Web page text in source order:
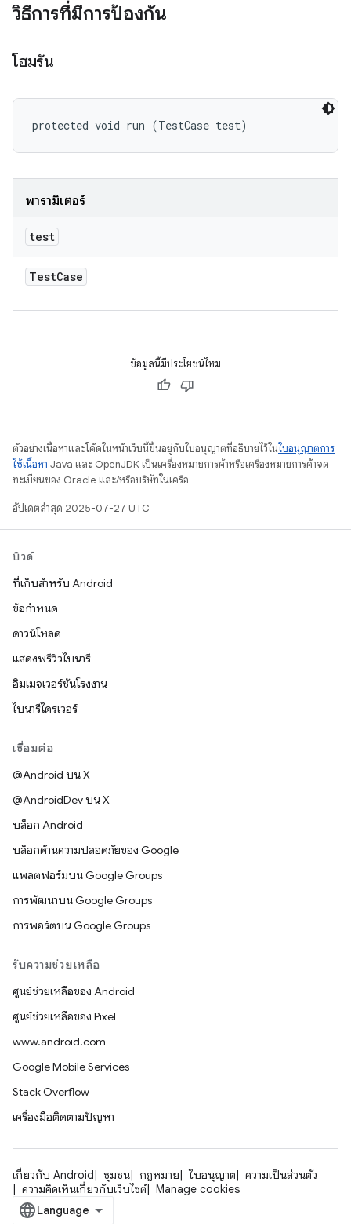
วิธีการที่มีการป้องกัน
โฮมรัน
protected void run (TestCase test)
พารามิเตอร์
test
TestCase
ข้อมูลนี้มีประโยชน์ไหม
ตัวอย่างเนื้อหาและโค้ดในหน้าเว็บนี้ขึ้นอยู่กับใบอนุญาตที่อธิบายไว้ในใบอนุญาตการ
ใช้เนื้อหา Java และ OpenJDK เป็นเครื่องหมายการค้าหรือเครื่องหมายการค้าจด
ทะเบียนของ Oracle และ/หรือบริษัทในเครือ
อัปเดตล่าสุด 2025-07-27 UTC
บิวด์
ที่เก็บสำหรับ Android
ข้อกำหนด
ดาวน์โหลด
แสดงพรีวิวไบนารี
อิมเมจเวอร์ชันโรงงาน
ไบนารีไดรเวอร์
เชื่อมต่อ
@Android บน X
@AndroidDev บน X
บล็อก Android
บล็อกด้านความปลอดภัยของ Google
แพลตฟอร์มบน Google Groups
การพัฒนาบน Google Groups
การพอร์ตบน Google Groups
รับความช่วยเหลือ
ศูนย์ช่วยเหลือของ Android
ศูนย์ช่วยเหลือของ Pixel
www.android.com
Google Mobile Services
Stack Overflow
เครื่องมือติดตามปัญหา
เกี่ยวกับ Android ชุมชน กฎหมาย ใบอนุญาต
ความเป็นส่วนตัว
ความคิดเห็นเกี่ยวกับเว็บไซต์
Manage cookies